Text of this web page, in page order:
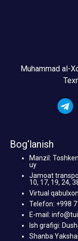
Muhammad al-
Bog‘lanish
Manzil:
uy
Jamoat
10, 17, 19, 24,
Virtual
Telefon: +998
E-mail:
Ish grafigi:
Shanba